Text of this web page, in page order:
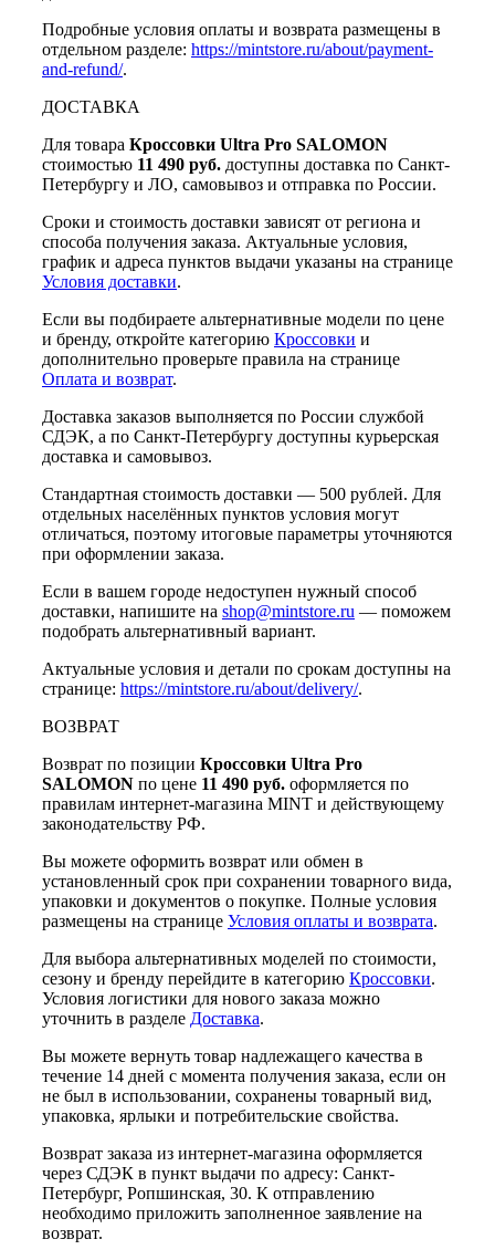
Подробные условия оплаты и возврата размещены в
отдельном разделе: https://mintstore.ru/about/payment-
and-refund/.
ДОСТАВКА
Для товара Кроссовки Ultra Pro SALOMON
стоимостью 11 490 руб. доступны доставка по Санкт-
Петербургу и ЛО, самовывоз и отправка по России.
Сроки и стоимость доставки зависят от региона и
способа получения заказа. Актуальные условия,
график и адреса пунктов выдачи указаны на странице
Условия доставки.
Если вы подбираете альтернативные модели по цене
и бренду, откройте категорию Кроссовки и
дополнительно проверьте правила на странице
Оплата и возврат.
Доставка заказов выполняется по России службой
СДЭК, а по Санкт-Петербургу доступны курьерская
доставка и самовывоз.
Стандартная стоимость доставки — 500 рублей. Для
отдельных населённых пунктов условия могут
отличаться, поэтому итоговые параметры уточняются
при оформлении заказа.
Если в вашем городе недоступен нужный способ
доставки, напишите на shop@mintstore.ru — поможем
подобрать альтернативный вариант.
Актуальные условия и детали по срокам доступны на
странице: https://mintstore.ru/about/delivery/.
ВОЗВРАТ
Возврат по позиции Кроссовки Ultra Pro
SALOMON по цене 11 490 руб. оформляется по
правилам интернет-магазина MINT и действующему
законодательству РФ.
Вы можете оформить возврат или обмен в
установленный срок при сохранении товарного вида,
упаковки и документов о покупке. Полные условия
размещены на странице Условия оплаты и возврата.
Для выбора альтернативных моделей по стоимости,
сезону и бренду перейдите в категорию Кроссовки.
Условия логистики для нового заказа можно
уточнить в разделе Доставка.
Вы можете вернуть товар надлежащего качества в
течение 14 дней с момента получения заказа, если он
не был в использовании, сохранены товарный вид,
упаковка, ярлыки и потребительские свойства.
Возврат заказа из интернет-магазина оформляется
через СДЭК в пункт выдачи по адресу: Санкт-
Петербург, Ропшинская, 30. К отправлению
необходимо приложить заполненное заявление на
возврат.